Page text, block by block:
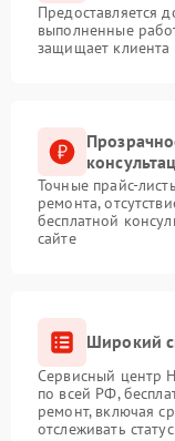
Предоставляется
выполненные
защищает клиента
Точные прайс-
ремонта,
бесплатной
сайте
Широкий
Сервисный центр
по всей РФ,
ремонт, включая
отслеживать